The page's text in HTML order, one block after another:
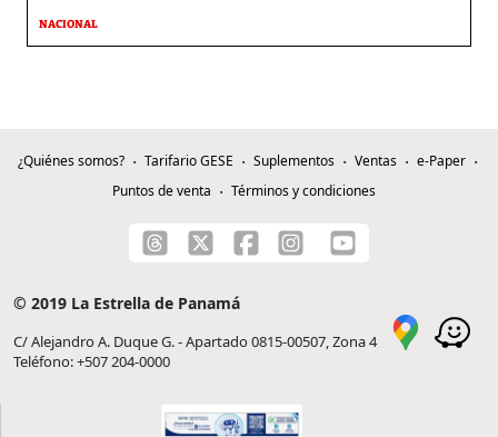
NACIONAL
¿Quiénes somos? Tarifario GESE Suplementos Ventas
e-Paper
Puntos de venta
Términos y condiciones
© 2019 La Estrella de Panamá
C/ Alejandro A. Duque G. - Apartado 0815-00507, Zona 4
Teléfono: +507 204-0000